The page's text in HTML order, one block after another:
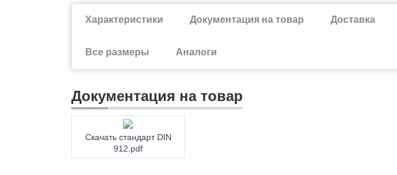
Характеристики Документация на товар Доставка
Все размеры Аналоги
Документация на товар
Скачать стандарт DIN
912.pdf